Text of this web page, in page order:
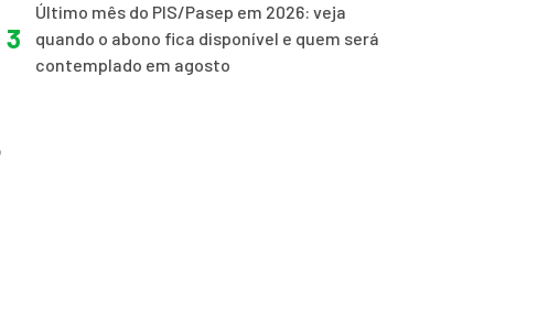
3
Último mês do PIS/Pasep em 2026: veja
quando o abono fica disponível e quem será
contemplado em agosto